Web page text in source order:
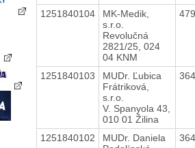
1251840104
MK-Medik,
s.r.o.
Revolučná
2821/25, 024
04 KNM
1251840103
MUDr. Ľubica
Frátriková,
s.r.o.
V. Spanyola 43,
010 01 Žilina
1251840102
MUDr. Daniela